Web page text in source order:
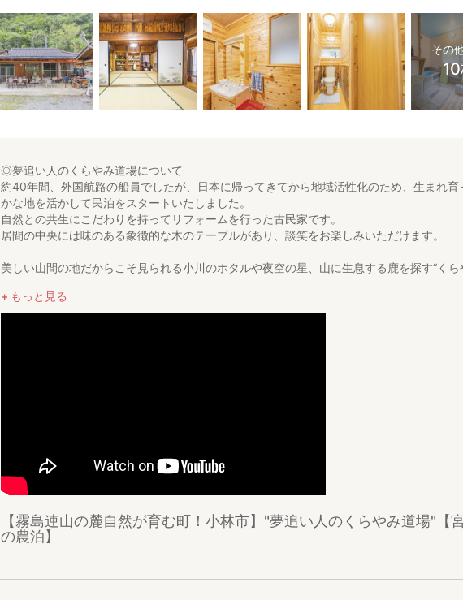
その
◎夢追い人のくらやみ道場について
約40年間、外国航路の船員でしたが、日本に帰ってきてから地域活性化のため、生まれ育
かな地を活かして民泊をスタートいたしました。
自然との共生にこだわりを持ってリフォームを行った古民家です。
居間の中央には味のある象徴的な木のテーブルがあり、談笑をお楽しみいただけます。
美しい山間の地だからこそ見られる小川のホタルや夜空の星、山に生息する鹿を探す“くら
○宿泊プランについて
ゲストの皆さまにつきましても、マスク着用、手洗い・うがい・検温の協力などをお願い
●お食事について
自家製の米や畑で収穫された新鮮な野菜を使った食事をご用意しております。
山間部ならではの、川魚料理やジビエ料理をご堪能ください。
夕朝食共に、共有スペースにて全員で食卓を囲み、色々な話をしながら食事を楽しむこと
＊お食事はオプションからお申し込みください
もっと見る
【霧島連山の麓自然が育む町！小林市】"夢追い人のくらやみ道場"【
の農泊】